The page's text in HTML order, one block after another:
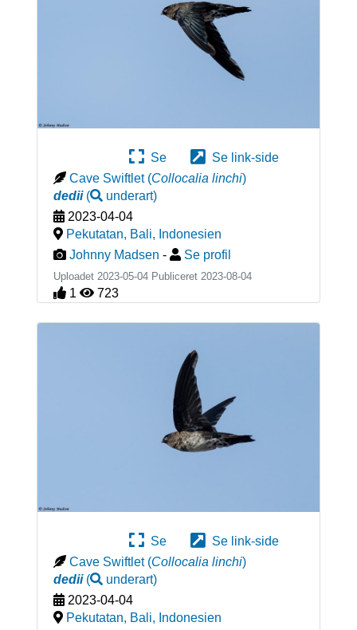
Se
Se link-side
Cave Swiftlet (Collocalia linchi)
dedii( underart)
2023-04-04
Pekutatan, Bali, Indonesien
Johnny Madsen - Se profil
Uploadet 2023-05-04 Publiceret 2023-08-04
1 723
Se
Se link-side
Cave Swiftlet (Collocalia linchi)
dedii( underart)
2023-04-04
Pekutatan, Bali, Indonesien